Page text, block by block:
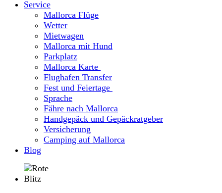
Service
Mallorca Flüge
Wetter
Mietwagen
Mallorca mit Hund
Parkplatz
Mallorca Karte
Flughafen Transfer
Fest und Feiertage
Sprache
Fähre nach Mallorca
Handgepäck und Gepäckratgeber
Versicherung
Camping auf Mallorca
Blog